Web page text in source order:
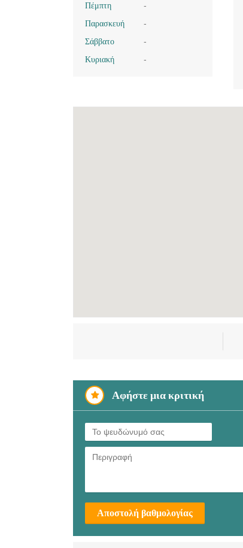
Πέμπτη
-
Παρασκευή
-
Σάββατο
-
Κυριακή
-
Αφήστε μια κριτική
Αποστολή βαθμολογίας